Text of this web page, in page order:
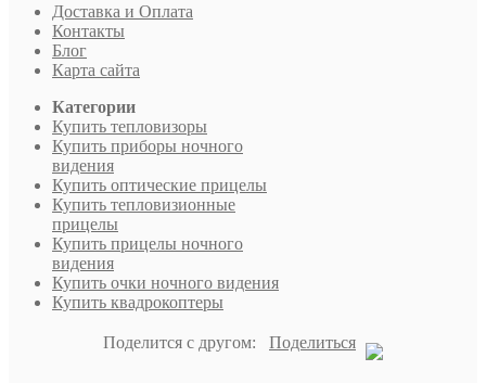
Доставка и Оплата
Контакты
Блог
Карта сайта
Категории
Купить тепловизоры
Купить приборы ночного
видения
Купить оптические прицелы
Купить тепловизионные
прицелы
Купить прицелы ночного
видения
Купить очки ночного видения
Купить квадрокоптеры
Поделится с другом: Поделиться